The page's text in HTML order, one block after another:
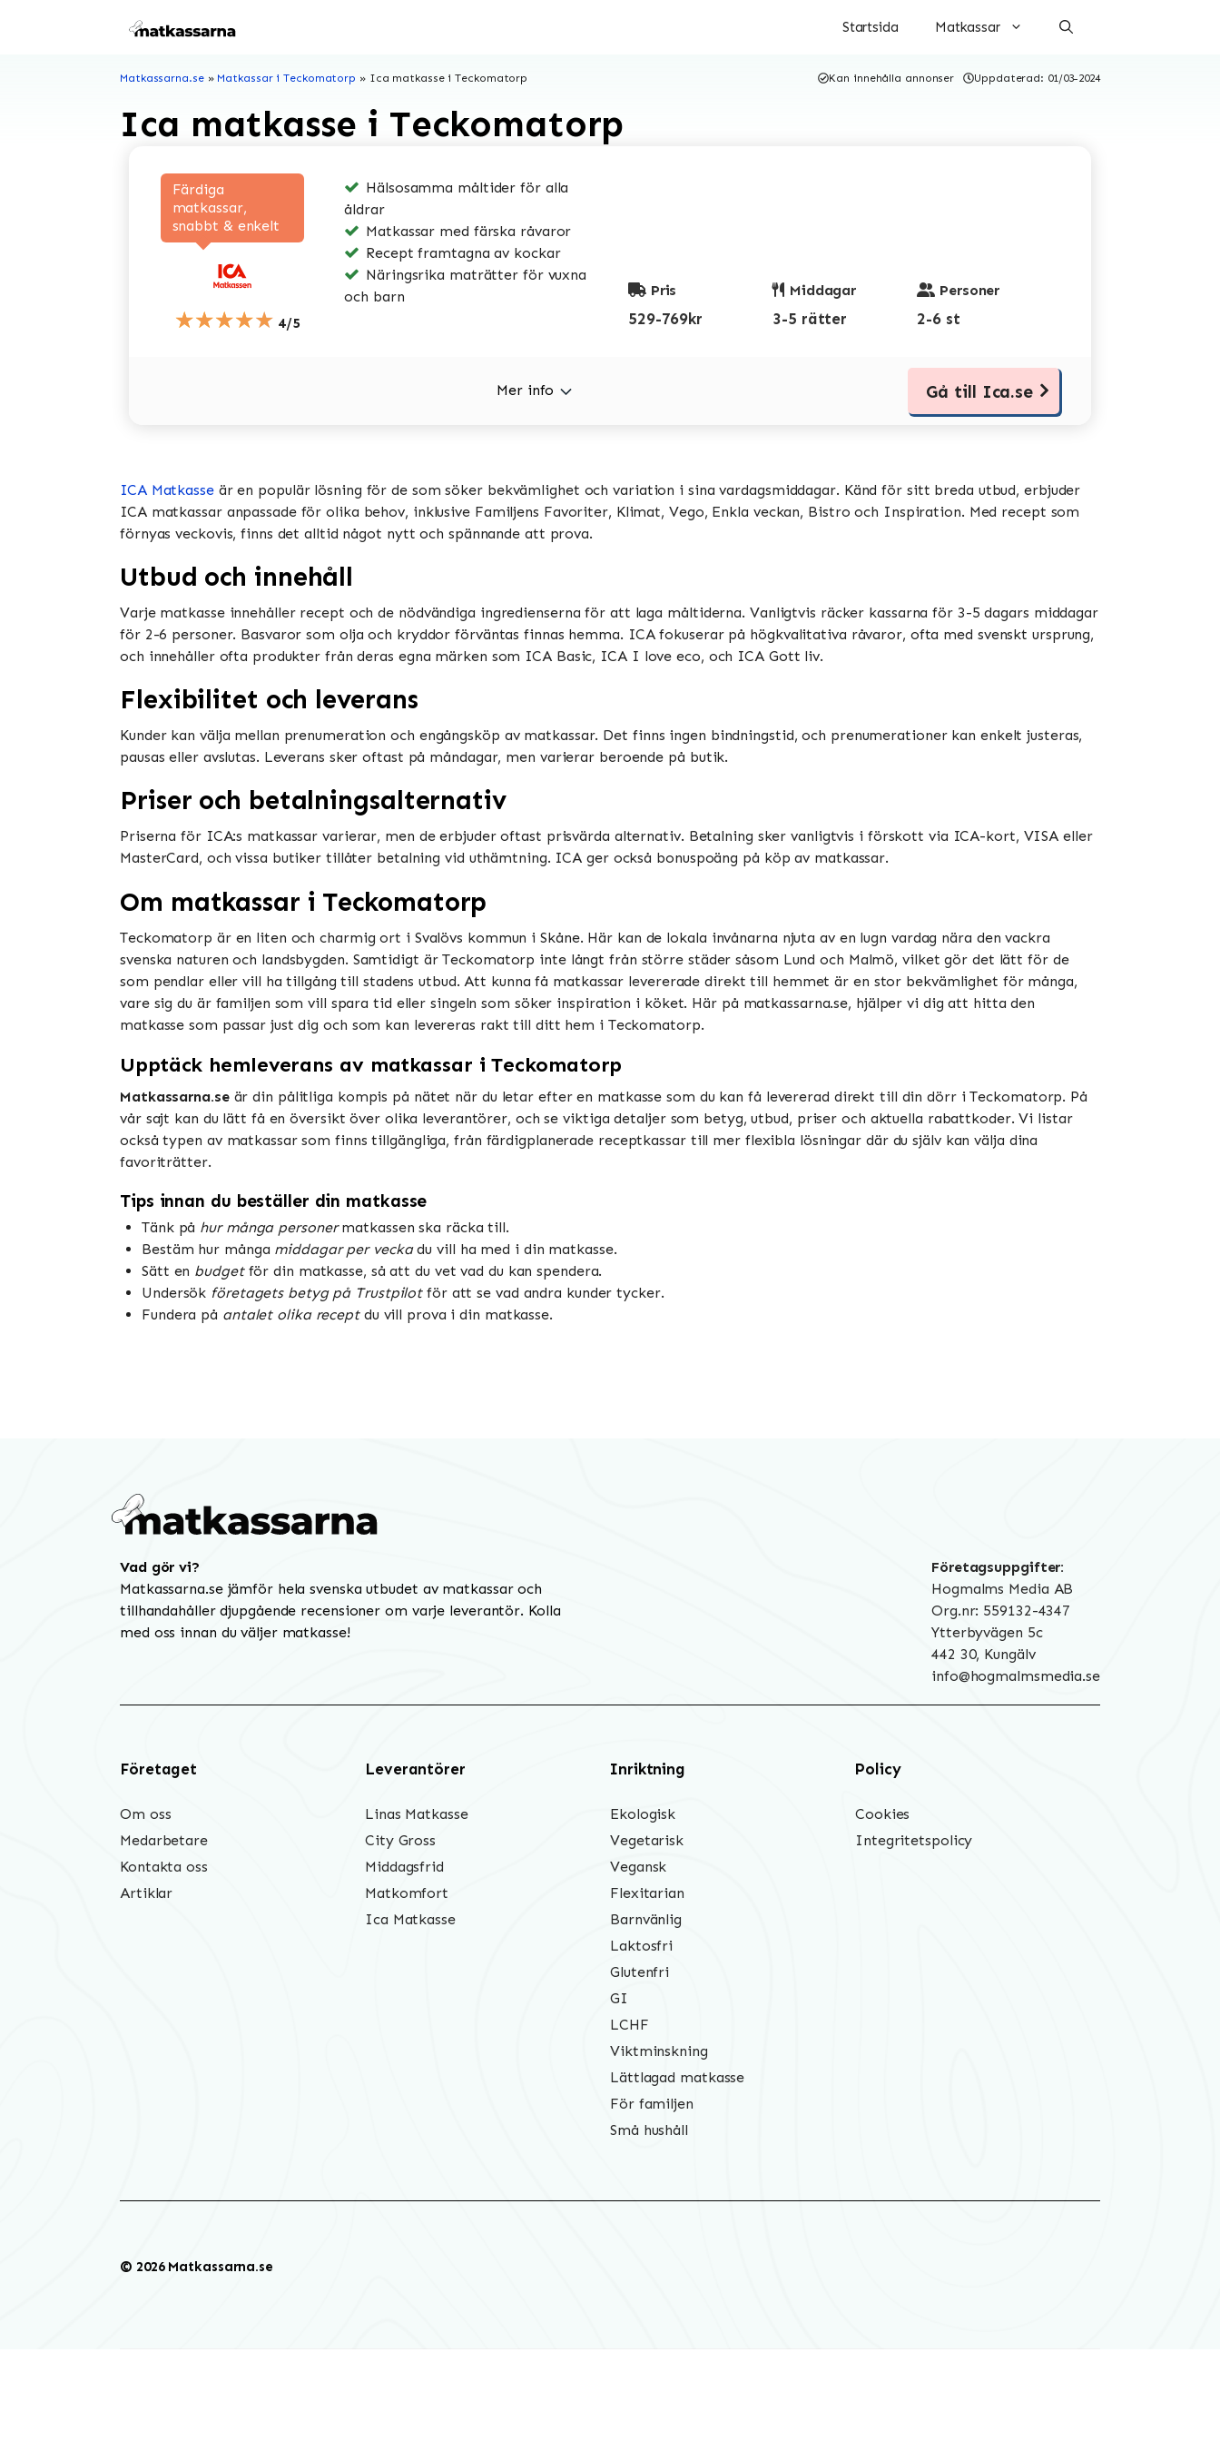
Startsida Matkassar
Matkassarna.se» Matkassar i Teckomatorp » Ica matkasse i Teckomatorp Kan innehålla annonser Uppdaterad: 01/03-2024
Ica matkasse i Teckomatorp
Färdiga
matkassar,
snabbt & enkelt
★★★★★ 4/5
Hälsosamma måltider för alla
åldrar
Matkassar med färska råvaror
Recept framtagna av kockar
Näringsrika maträtter för vuxna
och barn
Pris
529-769kr
Middagar
3-5 rätter
Personer
2-6 st
Mer info Gå till Ica.se
ICA Matkasseär en populär lösning för de som söker bekvämlighet och variation i sina vardagsmiddagar. Känd för sitt breda utbud, erbjuder
ICA matkassar anpassade för olika behov, inklusive Familjens Favoriter, Klimat, Vego, Enkla veckan, Bistro och Inspiration​​​​. Med recept som
förnyas veckovis, finns det alltid något nytt och spännande att prova​​.
Utbud och innehåll
Varje matkasse innehåller recept och de nödvändiga ingredienserna för att laga måltiderna. Vanligtvis räcker kassarna för 3-5 dagars middagar
för 2-6 personer. Basvaror som olja och kryddor förväntas finnas hemma​​. ICA fokuserar på högkvalitativa råvaror, ofta med svenskt ursprung,
och innehåller ofta produkter från deras egna märken som ICA Basic, ICA I love eco, och ICA Gott liv​​.
Flexibilitet och leverans
Kunder kan välja mellan prenumeration och engångsköp av matkassar. Det finns ingen bindningstid, och prenumerationer kan enkelt justeras,
pausas eller avslutas. Leverans sker oftast på måndagar, men varierar beroende på butik​​​​.
Priser och betalningsalternativ
Priserna för ICA:s matkassar varierar, men de erbjuder oftast prisvärda alternativ. Betalning sker vanligtvis i förskott via ICA-kort, VISA eller
MasterCard, och vissa butiker tillåter betalning vid uthämtning. ICA ger också bonuspoäng på köp av matkassar​​.
Om matkassar i Teckomatorp
Teckomatorp är en liten och charmig ort i Svalövs kommun i Skåne. Här kan de lokala invånarna njuta av en lugn vardag nära den vackra
svenska naturen och landsbygden. Samtidigt är Teckomatorp inte långt från större städer såsom Lund och Malmö, vilket gör det lätt för de
som pendlar eller vill ha tillgång till stadens utbud. Att kunna få matkassar levererade direkt till hemmet är en stor bekvämlighet för många,
vare sig du är familjen som vill spara tid eller singeln som söker inspiration i köket. Här på matkassarna.se, hjälper vi dig att hitta den
matkasse som passar just dig och som kan levereras rakt till ditt hem i Teckomatorp.
Upptäck hemleverans av matkassar i Teckomatorp
Matkassarna.seär din pålitliga kompis på nätet när du letar efter en matkasse som du kan få levererad direkt till din dörr i Teckomatorp. På
vår sajt kan du lätt få en översikt över olika leverantörer, och se viktiga detaljer som betyg, utbud, priser och aktuella rabattkoder. Vi listar
också typen av matkassar som finns tillgängliga, från färdigplanerade receptkassar till mer flexibla lösningar där du själv kan välja dina
favoriträtter.
Tips innan du beställer din matkasse
Tänk på hur många personermatkassen ska räcka till.
Bestäm hur många middagar per veckadu vill ha med i din matkasse.
Sätt en budgetför din matkasse, så att du vet vad du kan spendera.
Undersök företagets betyg på Trustpilotför att se vad andra kunder tycker.
Fundera på antalet olika receptdu vill prova i din matkasse.
Vad gör vi?
Matkassarna.se jämför hela svenska utbudet av matkassar och
tillhandahåller djupgående recensioner om varje leverantör. Kolla
med oss innan du väljer matkasse!
Företagsuppgifter:
Hogmalms Media AB
Org.nr: 559132-4347
Ytterbyvägen 5c
442 30, Kungälv
info@hogmalmsmedia.se
Företaget
Om oss
Medarbetare
Kontakta oss
Artiklar
Leverantörer
Linas Matkasse
City Gross
Middagsfrid
Matkomfort
Ica Matkasse
Inriktning
Ekologisk
Vegetarisk
Vegansk
Flexitarian
Barnvänlig
Laktosfri
Glutenfri
GI
LCHF
Viktminskning
Lättlagad matkasse
För familjen
Små hushåll
Policy
Cookies
Integritetspolicy
© 2026 Matkassarna.se